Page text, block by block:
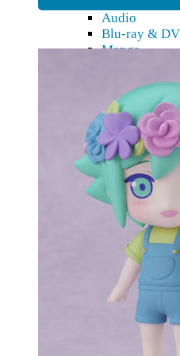
Audio
Blu-ray &
Manga
Digitaaliset tuotteet
3D-mallit
Pepakura
Doujin
Figuurit
Action
Bishoujo
Bishounen
Chibi
Figma
Game Prize
Look up
Nendoroid
Nendoroid
Pop Up Parade